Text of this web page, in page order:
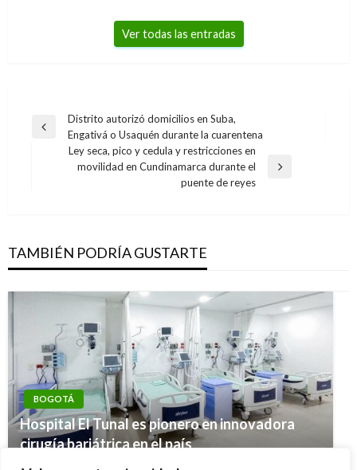
Ver todas las entradas
Navegación
entradas
Entrada
Distrito autorizó domicilios en Suba,
Engativá o Usaquén durante la cuarentena
Entrada
Ley seca, pico y cedula y restricciones en
movilidad en Cundinamarca durante el
puente de reyes
TAMBIÉN PODRÍA GUSTARTE
BOGOTÁ
Hospital El Tunal es pionero en innovadora
cirugía bariátrica en el país
NOTICIA EXTRAORDINARIA
Venezolanos representan el 3,4% de la
NOTICIA EXTRAORDINARIA
JUDICIAL
Tras amenazas de muerte exfiscal Gustavo